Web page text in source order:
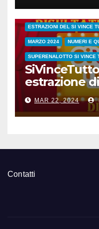
ESTRAZIONI DEL SI VINCE
MARZO 2024 NUMERI E
SUPERENALOTTO SI VINCE
estrazione
marzo 2024
e quote
MAR 22, 2024
Contatti